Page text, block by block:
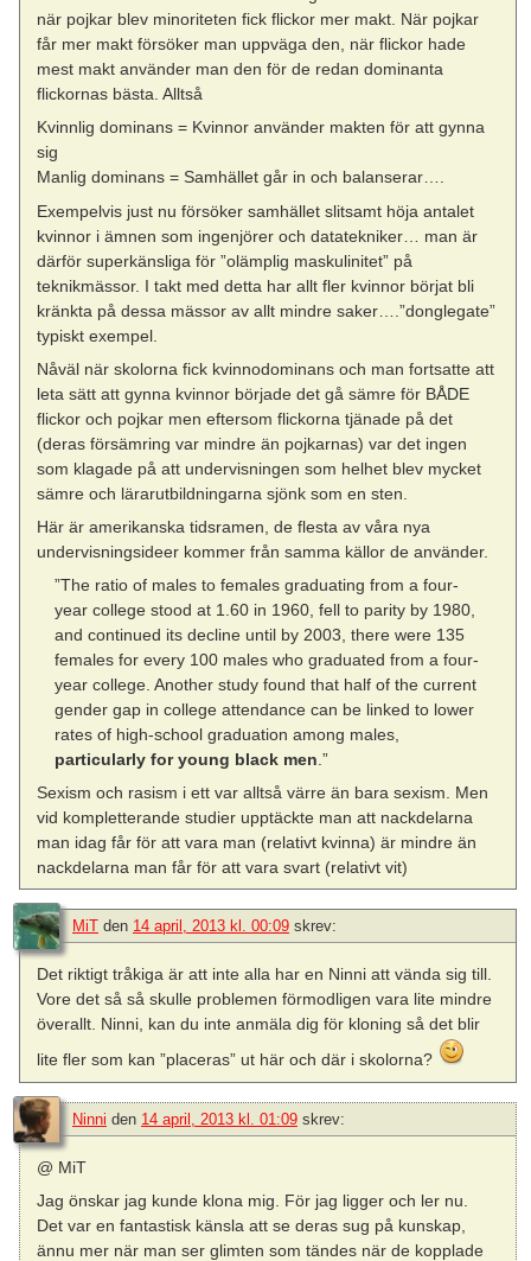
när pojkar blev minoriteten fick flickor mer makt. När pojkar
får mer makt försöker man uppväga den, när flickor hade
mest makt använder man den för de redan dominanta
flickornas bästa. Alltså
Kvinnlig dominans = Kvinnor använder makten för att gynna
sig
Manlig dominans = Samhället går in och balanserar….
Exempelvis just nu försöker samhället slitsamt höja antalet
kvinnor i ämnen som ingenjörer och datatekniker… man är
därför superkänsliga för ”olämplig maskulinitet” på
teknikmässor. I takt med detta har allt fler kvinnor börjat bli
kränkta på dessa mässor av allt mindre saker….”donglegate”
typiskt exempel.
Nåväl när skolorna fick kvinnodominans och man fortsatte att
leta sätt att gynna kvinnor började det gå sämre för BÅDE
flickor och pojkar men eftersom flickorna tjänade på det
(deras försämring var mindre än pojkarnas) var det ingen
som klagade på att undervisningen som helhet blev mycket
sämre och lärarutbildningarna sjönk som en sten.
Här är amerikanska tidsramen, de flesta av våra nya
undervisningsideer kommer från samma källor de använder.
”The ratio of males to females graduating from a four-
year college stood at 1.60 in 1960, fell to parity by 1980,
and continued its decline until by 2003, there were 135
females for every 100 males who graduated from a four-
year college. Another study found that half of the current
gender gap in college attendance can be linked to lower
rates of high-school graduation among males,
particularly for young black men .”
Sexism och rasism i ett var alltså värre än bara sexism. Men
vid kompletterande studier upptäckte man att nackdelarna
man idag får för att vara man (relativt kvinna) är mindre än
nackdelarna man får för att vara svart (relativt vit)
MiT den 14 april, 2013 kl. 00:09 skrev:
Det riktigt tråkiga är att inte alla har en Ninni att vända sig till.
Vore det så så skulle problemen förmodligen vara lite mindre
överallt. Ninni, kan du inte anmäla dig för kloning så det blir
lite fler som kan ”placeras” ut här och där i skolorna?
Ninni den 14 april, 2013 kl. 01:09 skrev:
@ MiT
Jag önskar jag kunde klona mig. För jag ligger och ler nu.
Det var en fantastisk känsla att se deras sug på kunskap,
ännu mer när man ser glimten som tändes när de kopplade